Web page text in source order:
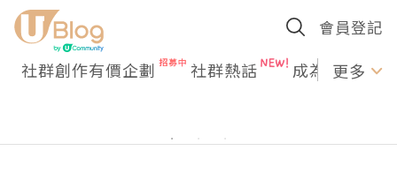
會員登記
社群創作有價企劃 社群熱話 成為U更多